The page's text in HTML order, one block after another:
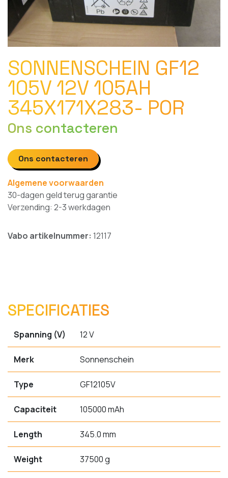
SONNENSCHEIN GF12
105V 12V 105AH
345X171X283- POR
Ons contacteren
Ons contacteren
Algemene voorwaarden
30-dagen geld terug garantie
Verzending: 2-3 werkdagen
Vabo artikelnummer: 12117
SPECIFICATIES
Spanning (V) 12 V
Merk Sonnenschein
Type GF12105V
Capaciteit 105000 mAh
Length 345.0 mm
Weight 37500 g